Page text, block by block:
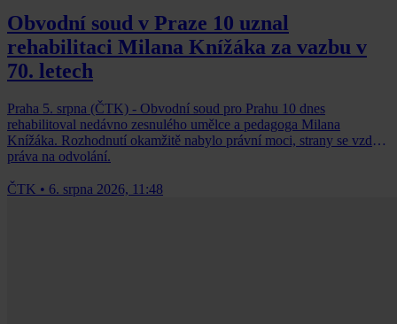
Obvodní soud v Praze 10 uznal
rehabilitaci Milana Knížáka za vazbu v
70. letech
Praha 5. srpna (ČTK) - Obvodní soud pro Prahu 10 dnes
rehabilitoval nedávno zesnulého umělce a pedagoga Milana
Knížáka. Rozhodnutí okamžitě nabylo právní moci, strany se vzdaly
práva na odvolání.
ČTK • 6. srpna 2026, 11:48